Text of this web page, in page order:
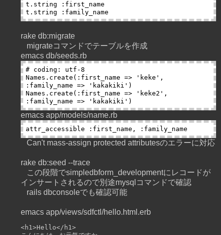
t.string :first_name
rake db:migrate
migrateコマンドでテーブルを作成
emacs db/seeds.rb
# coding: utf-8
Names.create(:first_name => 'keke',
:family_name => 'kakakiki')
Names.create(:first_name => 'keke2',
emacs app/models/name.rb
Can't mass-assign protected attributesのエラーに対応
rake db:seed --trace
この段階でsimpledbform_developmentにレコードが
インサートされるので別途mysqlコマンドで確認
rails dbconsoleでも確認可能
emacs app/views/sdfctl/hello.html.erb
<h1>Hello</h1>